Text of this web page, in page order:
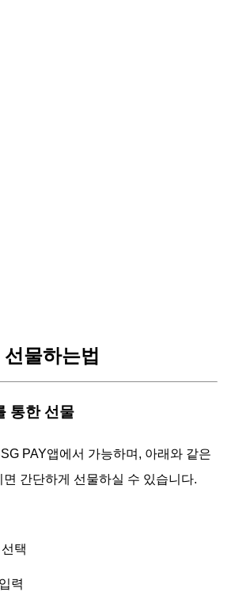
물하는법
통한 선물
PAY앱에서 가능하며, 아래와 같은
간단하게 선물하실 수 있습니다.
택
력